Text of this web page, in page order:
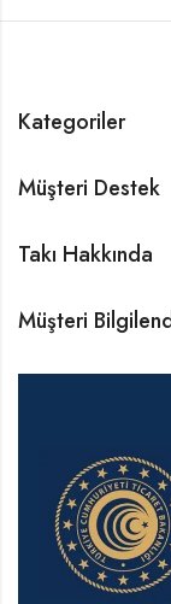
Kategoriler
Müşteri Destek
Takı Hakkında
Müşteri